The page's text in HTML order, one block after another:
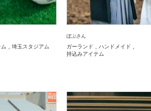
埼玉スタジアム
ぼぶさん
ガーランド
ハンドメイド
持込みアイテム